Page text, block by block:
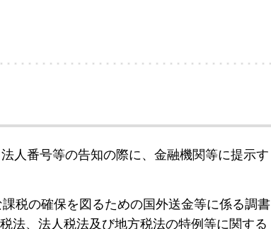
人番号等の告知の際に、金融機関等に提示す
税の確保を図るための国外送金等に係る調書
法、法人税法及び地方税法の特例等に関する